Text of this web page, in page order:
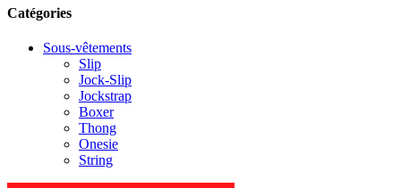
Catégories
Sous-vêtements
Slip
Jock-Slip
Jockstrap
Boxer
Thong
Onesie
String